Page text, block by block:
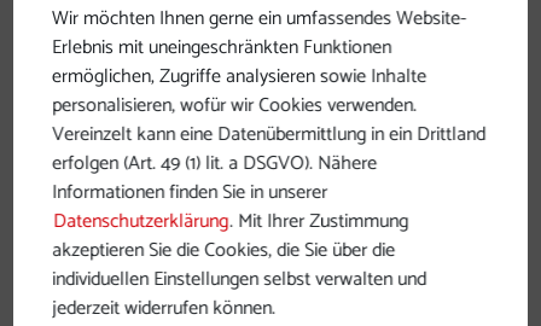
©
Copyright öffnen
Wir möchten Ihnen gerne ein umfassendes Website-
Erlebnis mit uneingeschränkten Funktionen
ermöglichen, Zugriffe analysieren sowie Inhalte
personalisieren, wofür wir Cookies verwenden.
Vereinzelt kann eine Datenübermittlung in ein Drittland
erfolgen (Art. 49 (1) lit. a DSGVO). Nähere
Informationen finden Sie in unserer
Datenschutzerklärung. Mit Ihrer Zustimmung
akzeptieren Sie die Cookies, die Sie über die
individuellen Einstellungen selbst verwalten und
jederzeit widerrufen können.